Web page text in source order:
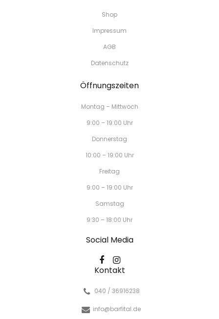
Shop
Impressum
AGB
Datenschutz
Öffnungszeiten
Montag – Mittwoch
9:00 – 19:00 Uhr
Donnerstag
10:00 – 19:00 Uhr
Freitag
9:00 – 19:00 Uhr
Samstag
9:30 – 18:00 Uhr
Social Media
Kontakt
040 / 36916238
info@barfital.de